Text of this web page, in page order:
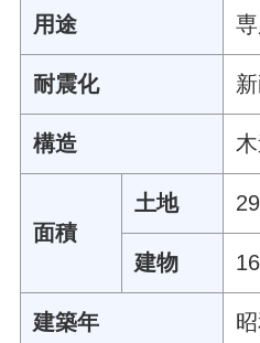
用途
耐震化
構造
面積
土地
建物
建築年